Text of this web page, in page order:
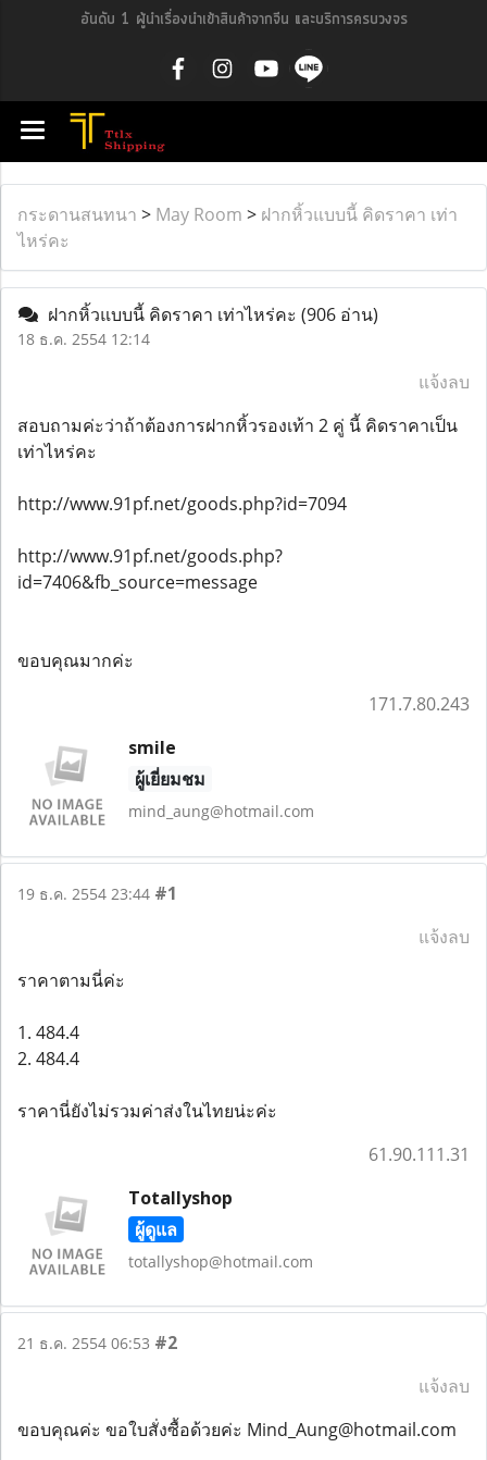
อันดับ 1 ผู้นำเรื่องนำเข้าสินค้าจากจีน และบริการครบวงจร
กระดานสนทนา > May Room > ฝากหิ้วแบบนี้ คิดราคา เท่า
ไหร่คะ
ฝากหิ้วแบบนี้ คิดราคา เท่าไหร่คะ (906 อ่าน)
18 ธ.ค. 2554 12:14
แจ้งลบ
สอบถามค่ะว่าถ้าต้องการฝากหิ้วรองเท้า 2 คู่ นี้ คิดราคาเป็น
เท่าไหร่คะ
http://www.91pf.net/goods.php?id=7094
http://www.91pf.net/goods.php?
id=7406&fb_source=message
ขอบคุณมากค่ะ
171.7.80.243
smile
ผู้เยี่ยมชม
mind_aung@hotmail.com
19 ธ.ค. 2554 23:44 #1
แจ้งลบ
ราคาตามนี่ค่ะ
1. 484.4
2. 484.4
ราคานี่ยังไม่รวมค่าส่งในไทยน่ะค่ะ
61.90.111.31
Totallyshop
ผู้ดูแล
totallyshop@hotmail.com
21 ธ.ค. 2554 06:53 #2
แจ้งลบ
ขอบคุณค่ะ ขอใบสั่งซื้อด้วยค่ะ Mind_Aung@hotmail.com